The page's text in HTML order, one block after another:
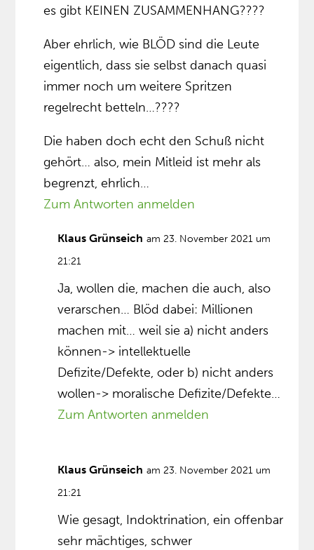
es gibt KEINEN ZUSAMMENHANG????
Aber ehrlich, wie BLÖD sind die Leute
eigentlich, dass sie selbst danach quasi
immer noch um weitere Spritzen
regelrecht betteln…????
Die haben doch echt den Schuß nicht
gehört… also, mein Mitleid ist mehr als
begrenzt, ehrlich…
Zum Antworten anmelden
Klaus Grünseich am 23. November 2021 um
21:21
Ja, wollen die, machen die auch, also
verarschen… Blöd dabei: Millionen
machen mit… weil sie a) nicht anders
können-> intellektuelle
Defizite/Defekte, oder b) nicht anders
wollen-> moralische Defizite/Defekte…
Zum Antworten anmelden
Klaus Grünseich am 23. November 2021 um
21:21
Wie gesagt, Indoktrination, ein offenbar
sehr mächtiges, schwer